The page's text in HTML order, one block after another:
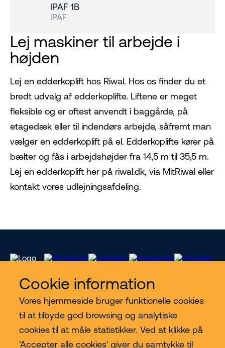
Cookie information
Vores hjemmeside bruger funktionelle cookies
til at tilbyde god browsing og analytiske
cookies til at måle statistikker. Ved at klikke på
'Accepter alle cookies' giver du samtykke til
IPAF 1B
IPAF
Lej maskiner til arbejde i
højden
Lej en edderkoplift hos Riwal. Hos os finder du et
bredt udvalg af edderkoplifte. Liftene er meget
fleksible og er oftest anvendt i baggårde, på
etagedæk eller til indendørs arbejde, såfremt man
vælger en edderkoplift på el. Edderkoplifte kører på
bælter og fås i arbejdshøjder fra 14,5 m til 35,5 m.
Lej en edderkoplift her på riwal.dk, via MitRiwal eller
kontakt vores udlejningsafdeling.
Vores services
Lift kategorier